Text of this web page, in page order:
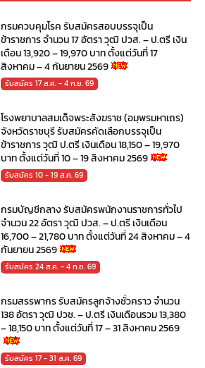
กรมควบคุมโรค รับสมัครสอบบรรจุเป็น
ข้าราชการ จำนวน 17 อัตรา วุฒิ ปวส. – ป.ตรี เงิน
เดือน 13,920 – 19,970 บาท ตั้งแต่วันที่ 17
สิงหาคม – 4 กันยายน 2569
รับสมัคร 17 ส.ค. - 4 ก.ย. 69
โรงพยาบาลสมเด็จพระสังฆราช (อมฺพรมหาเถร)
จังหวัดราชบุรี รับสมัครคัดเลือกบรรจุเป็น
ข้าราชการ วุฒิ ป.ตรี เงินเดือน 18,150 – 19,970
บาท ตั้งแต่วันที่ 10 – 19 สิงหาคม 2569
รับสมัคร 10 - 19 ส.ค. 69
กรมบัญชีกลาง รับสมัครพนักงานราชการทั่วไป
จำนวน 22 อัตรา วุฒิ ปวส. – ป.ตรี เงินเดือน
16,700 – 21,780 บาท ตั้งแต่วันที่ 24 สิงหาคม – 4
กันยายน 2569
รับสมัคร 24 ส.ค. - 4 ก.ย. 69
กรมสรรพากร รับสมัครลูกจ้างชั่วคราว จำนวน
138 อัตรา วุฒิ ปวช. – ป.ตรี เงินเดือนรวม 13,380
– 18,150 บาท ตั้งแต่วันที่ 17 – 31 สิงหาคม 2569
รับสมัคร 17 - 31 ส.ค. 69